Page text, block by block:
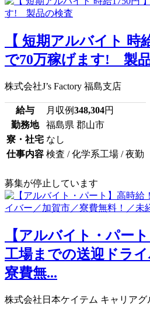
【 短期アルバイト 時
で70万稼げます! 製
株式会社J’s Factory 福島支店
給与 月収例348,304円
勤務地
福島県 郡山市
寮・社宅 なし
仕事内容 検査 / 化学系工場 / 夜勤
募集が停止しています
【アルバイト・パー
工場までの送迎ドラ
寮費無...
株式会社日本ケイテム キャリアグ